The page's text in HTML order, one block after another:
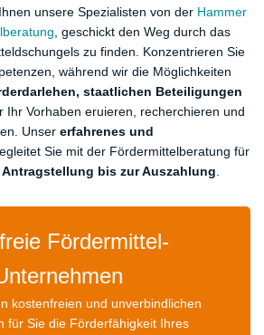
unsere Spezialisten von der Hammer
, geschickt den Weg durch das
zu finden. Konzentrieren Sie
während wir die Möglichkeiten
staatlichen Beteiligungen
Ihr Vorhaben eruieren, recherchieren und
Unser erfahrenes und
Sie mit der Fördermittelberatung für
Antragstellung bis zur Auszahlung
Fördermittel-
kostenfreien und unverbindlichen
für Sie die Förderfähigkeit Ihres